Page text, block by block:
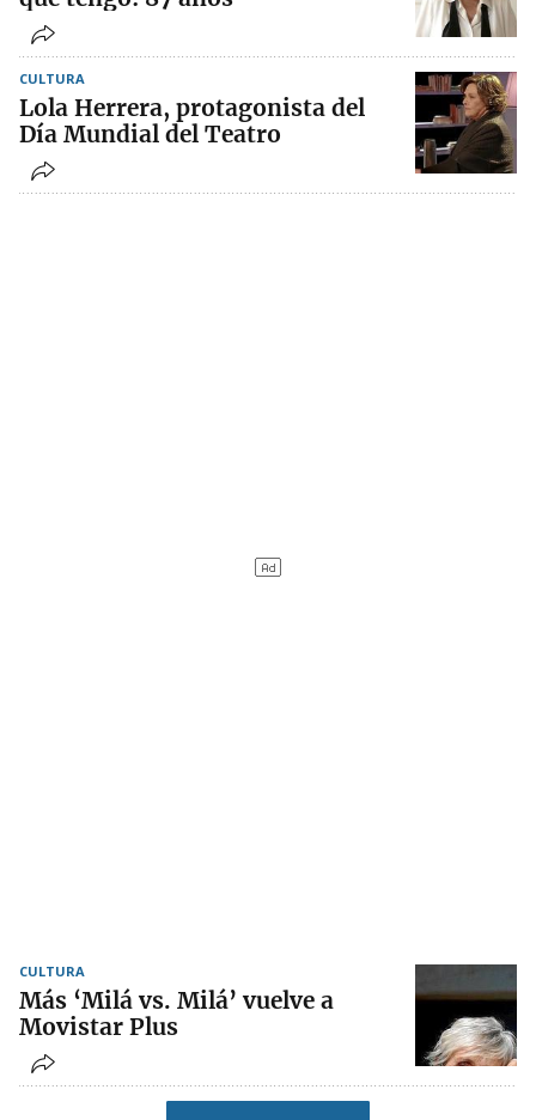
CULTURA
Lola Herrera, protagonista del
Día Mundial del Teatro
CULTURA
Más ‘Milá vs. Milá’ vuelve a
Movistar Plus